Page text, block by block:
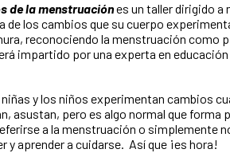
de la menstruaciónes un taller dirigido a
de los cambios que su cuerpo
reconociendo la menstruación como
impartido por una experta en
y los niños experimentan cambios
asustan, pero es algo normal que forma
a la menstruación o simplemente
y aprender a cuidarse. Así que ¡es hora!